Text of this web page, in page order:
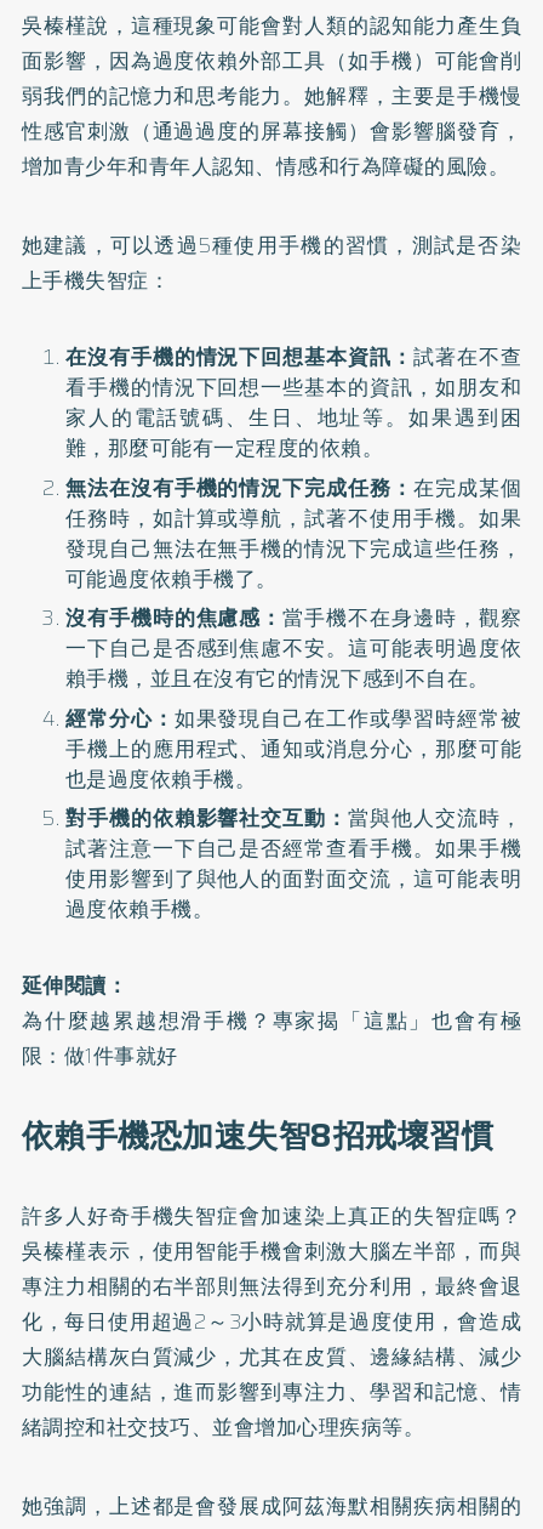
吳榛槿說，這種現象可能會對人類的認知能力產生負
面影響，因為過度依賴外部工具（如手機）可能會削
弱我們的記憶力和思考能力。她解釋，主要是手機慢
性感官刺激（通過過度的屏幕接觸）會影響腦發育，
增加青少年和青年人認知、情感和行為障礙的風險。
她建議，可以透過5種使用手機的習慣，測試是否染
上手機失智症：
在沒有手機的情況下回想基本資訊： 試著在不查
看手機的情況下回想一些基本的資訊，如朋友和
家人的電話號碼、生日、地址等。如果遇到困
難，那麼可能有一定程度的依賴。
無法在沒有手機的情況下完成任務： 在完成某個
任務時，如計算或導航，試著不使用手機。如果
發現自己無法在無手機的情況下完成這些任務，
可能過度依賴手機了。
沒有手機時的焦慮感：當手機不在身邊時，觀察
一下自己是否感到焦慮不安。這可能表明過度依
賴手機，並且在沒有它的情況下感到不自在。
經常分心： 如果發現自己在工作或學習時經常被
手機上的應用程式、通知或消息分心，那麼可能
也是過度依賴手機。
對手機的依賴影響社交互動：當與他人交流時，
試著注意一下自己是否經常查看手機。如果手機
使用影響到了與他人的面對面交流，這可能表明
過度依賴手機。
延伸閱讀：
為什麼越累越想滑手機？專家揭「這點」也會有極
限：做1件事就好
依賴手機恐加速失智8招戒壞習慣
許多人好奇手機失智症會加速染上真正的失智症嗎？
吳榛槿表示，使用智能手機會刺激大腦左半部，而與
專注力相關的右半部則無法得到充分利用，最終會退
化，每日使用超過2～3小時就算是過度使用，會造成
大腦結構灰白質減少，尤其在皮質、邊緣結構、減少
功能性的連結，進而影響到專注力、學習和記憶、情
緒調控和社交技巧、並會增加心理疾病等。
她強調，上述都是會發展成阿茲海默相關疾病相關的